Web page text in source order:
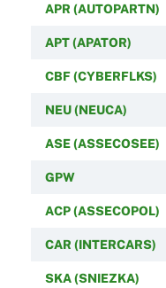
APR (AUTOPARTN)
APT (APATOR)
CBF (CYBERFLKS)
NEU (NEUCA)
ASE (ASSECOSEE)
GPW
ACP (ASSECOPOL)
CAR (INTERCARS)
SKA (SNIEZKA)